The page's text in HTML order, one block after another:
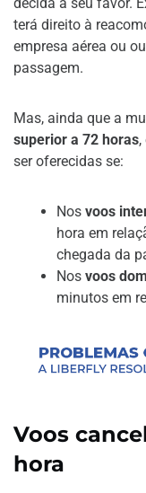
terá direito à
empresa aérea ou
passagem.
Mas, ainda que a
superior a 72 horas
ser oferecidas se:
Nos voos
hora em
chegada da
Nos voos
minutos em
Voos
hora